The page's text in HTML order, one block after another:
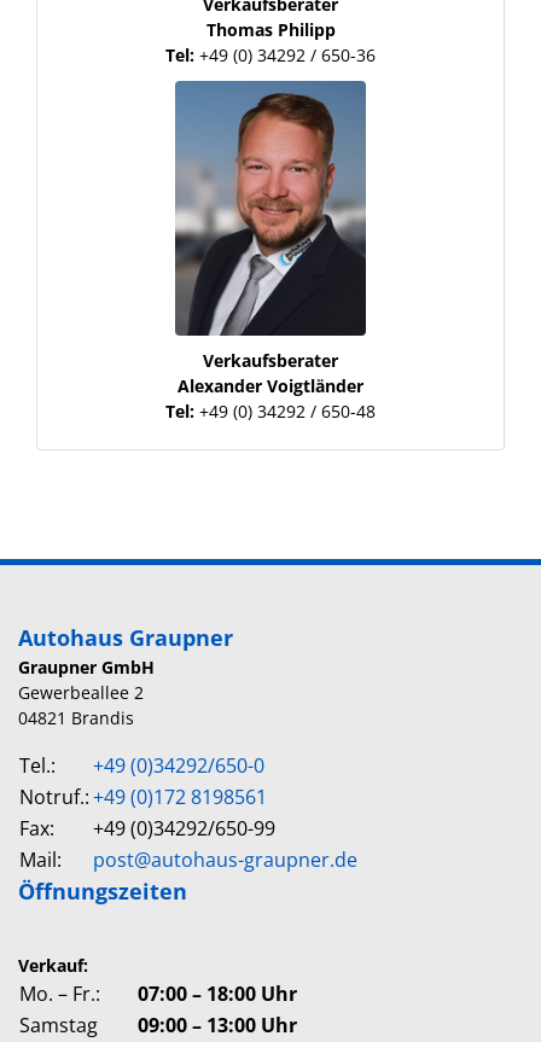
Verkaufsberater
Thomas Philipp
Tel: +49 (0) 34292 / 650-36
Verkaufsberater
Alexander Voigtländer
Tel: +49 (0) 34292 / 650-48
Autohaus Graupner
Graupner GmbH
Gewerbeallee 2
04821 Brandis
Tel.:
+49 (0)34292/650-0
Notruf.:+49 (0)172 8198561
Fax:
+49 (0)34292/650-99
Mail:
post@autohaus-graupner.de
Öffnungszeiten
Verkauf:
Mo. – Fr.:
07:00 – 18:00 Uhr
Samstag
09:00 – 13:00 Uhr